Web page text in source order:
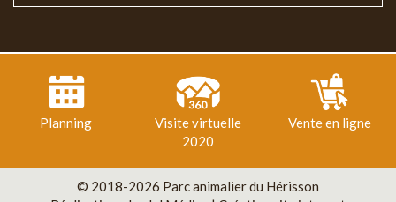
Planning
Visite virtuelle
2020
Vente en ligne
© 2018-2026 Parc animalier du Hérisson